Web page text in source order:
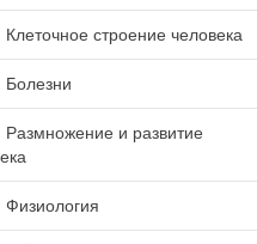
Клеточное строение человека
Болезни
Размножение и развитие
Физиология